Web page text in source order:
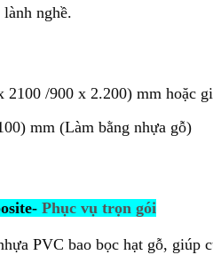
nghề.
/900 x 2.200) mm hoặc
mm (Làm bằng nhựa gỗ)
Phục vụ trọn gói
PVC bao bọc hạt gỗ, giúp